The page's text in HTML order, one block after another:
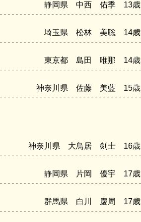
静岡県 中西 佑季 13歳
埼玉県 松林 美聡 14歳
東京都 島田 唯那 14歳
神奈川県 佐藤 美藍 15歳
神奈川県 大鳥居 剣士 16歳
静岡県 片岡 優宇 17歳
群馬県 白川 慶周 17歳